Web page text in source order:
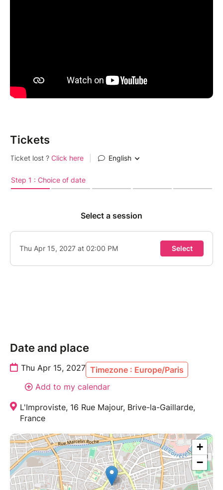
Tickets
Date and place
Thu Apr 15, 2027 Timezone : Europe/Paris
Add to my calendar
L'Improviste, 16 Rue Majour, Brive-la-Gaillarde,
France
+
−